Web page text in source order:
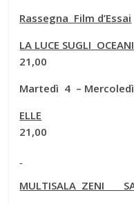
Rassegna Film d’Essai
LA LUCE SUGLI OCEANI
21,00
Martedì 4 –
ELLE ore
21,00
MULTISALA ZENI